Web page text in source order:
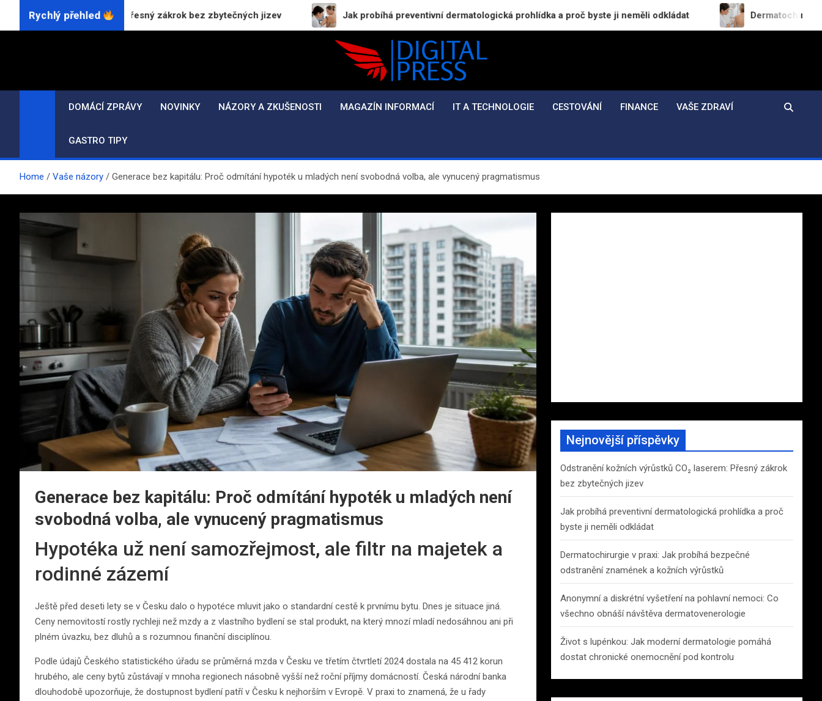
Rychlý přehled
laserem: Přesný zákrok bez zbytečných jizev Jak probíhá preventivní dermatologická prohlídka a proč byste ji neměli odkládat Dermatochirurgie v praxi: Jak
Digital-Press.cz
Kvalitní informace pro každý den
DOMÁCÍ ZPRÁVY
NOVINKY NÁZORY A ZKUŠENOSTI MAGAZÍN INFORMACÍ IT A TECHNOLOGIE CESTOVÁNÍ FINANCE VAŠE ZDRAVÍ
GASTRO TIPY
Home Vaše názory Generace bez kapitálu: Proč odmítání hypoték u mladých není svobodná volba, ale vynucený pragmatismus
Generace bez kapitálu: Proč odmítání hypoték u mladých není
svobodná volba, ale vynucený pragmatismus
Hypotéka už není samozřejmost, ale filtr na majetek a
rodinné zázemí
Ještě před deseti lety se v Česku dalo o hypotéce mluvit jako o standardní cestě k prvnímu bytu. Dnes je situace jiná.
Ceny nemovitostí rostly rychleji než mzdy a z vlastního bydlení se stal produkt, na který mnozí mladí nedosáhnou ani při
plném úvazku, bez dluhů a s rozumnou finanční disciplínou.
Podle údajů Českého statistického úřadu se průměrná mzda v Česku ve třetím čtvrtletí 2024 dostala na 45 412 korun
hrubého, ale ceny bytů zůstávají v mnoha regionech násobně vyšší než roční příjmy domácností. Česká národní banka
dlouhodobě upozorňuje, že dostupnost bydlení patří v Česku k nejhorším v Evropě. V praxi to znamená, že u řady
Nejnovější příspěvky
Odstranění kožních výrůstků CO₂ laserem: Přesný zákrok
bez zbytečných jizev
Jak probíhá preventivní dermatologická prohlídka a proč
byste ji neměli odkládat
Dermatochirurgie v praxi: Jak probíhá bezpečné
odstranění znamének a kožních výrůstků
Anonymní a diskrétní vyšetření na pohlavní nemoci: Co
všechno obnáší návštěva dermatovenerologie
Život s lupénkou: Jak moderní dermatologie pomáhá
dostat chronické onemocnění pod kontrolu